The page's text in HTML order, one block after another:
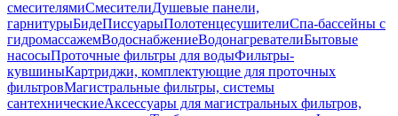
смесителямиСмесителиДушевые панели,
гарнитурыБидеПиссуарыПолотенцесушителиСпа-бассейны с
гидромассажемВодоснабжениеВодонагревателиБытовые
насосыПроточные фильтры для водыФильтры-
кувшиныКартриджи, комплектующие для проточных
фильтровМагистральные фильтры, системы
сантехническиеАксессуары для магистральных фильтров,